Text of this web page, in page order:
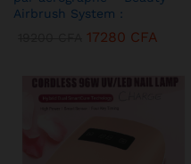
Airbrush System :
17280 CFA